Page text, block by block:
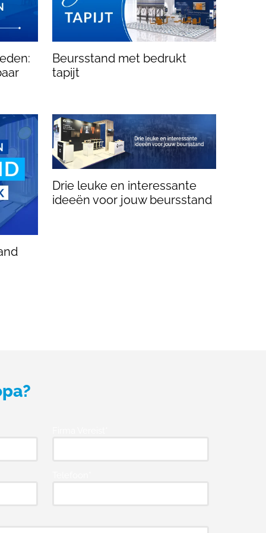
Beursstand met bedrukt
tapijt
Drie leuke en interessante
ideeën voor jouw beursstand